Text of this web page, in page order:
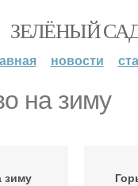
ЗЕЛЁНЫЙ
новости
на зиму
зиму